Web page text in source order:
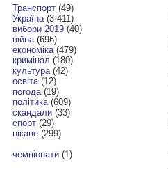
Транспорт(49)
Україна(3 411)
вибори 2019(40)
війна(696)
економіка(479)
кримінал (180)
культура(42)
освіта(12)
погода(19)
політика(609)
скандали(33)
спорт(29)
цікаве(299)
чемпіонати(1)